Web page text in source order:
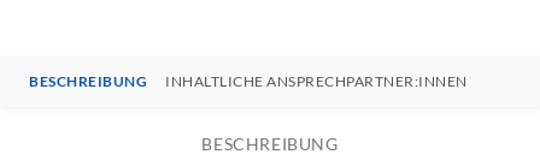
BESCHREIBUNG INHALTLICHE ANSPRECHPARTNER:INNEN
BESCHREIBUNG